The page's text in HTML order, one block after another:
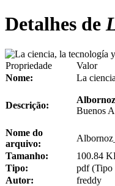
Detalhes de
Propriedade
Valor
Nome:
La
Descrição:
Buenos
Nome do
arquivo:
Tamanho:
100.84
Tipo:
pdf (Tipo
Autor:
freddy